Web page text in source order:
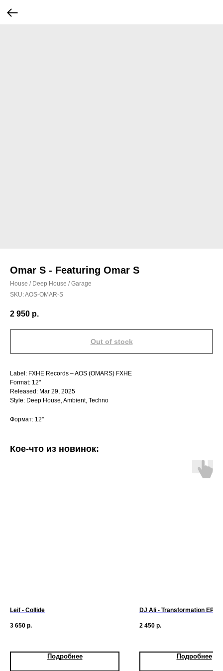
Omar S - Featuring Omar S
House / Deep House / Garage
SKU:AOS-OMAR-S
2 950 р.
Out of stock
Label: FXHE Records – AOS (OMARS) FXHE
Format: 12"
Released: Mar 29, 2025
Style: Deep House, Ambient, Techno
Формат: 12''
Кое-что из новинок:
Leif - Collide
3 650 р.
Подробнее
DJ Ali - Transformation EP
2 450 р.
Подробнее